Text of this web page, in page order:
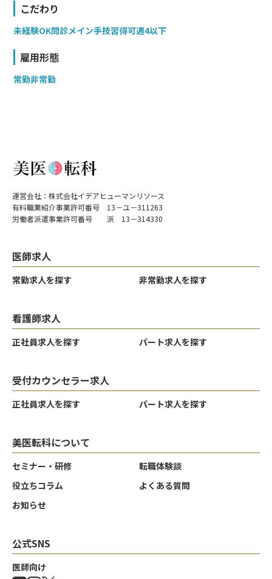
こだわり
未経験OK問診メイン手技習得可週4以下
雇用形態
常勤非常勤
運営会社：株式会社イデアヒューマンリソース
有料職業紹介事業許可番号 13－ユ－311263
労働者派遣事業許可番号 派 13－314330
医師求人
常勤求人を探す 非常勤求人を探す
看護師求人
正社員求人を探す パート求人を探す
受付カウンセラー求人
正社員求人を探す パート求人を探す
美医転科について
セミナー・研修
転職体験談
役立ちコラム
よくある質問
お知らせ
公式SNS
医師向け